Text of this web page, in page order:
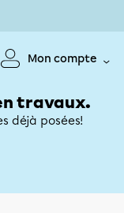
Mon compte
travaux.
déjà posées!